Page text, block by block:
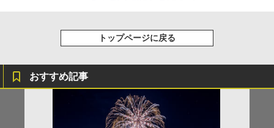
トップページに戻る
おすすめ記事